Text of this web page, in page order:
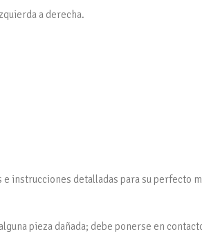
a derecha.
instrucciones detalladas para su perfecto
pieza dañada; debe ponerse en